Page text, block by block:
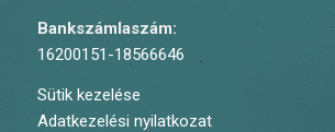
Bankszámlaszám:
16200151-18566646
Sütik kezelése
Adatkezelési nyilatkozat